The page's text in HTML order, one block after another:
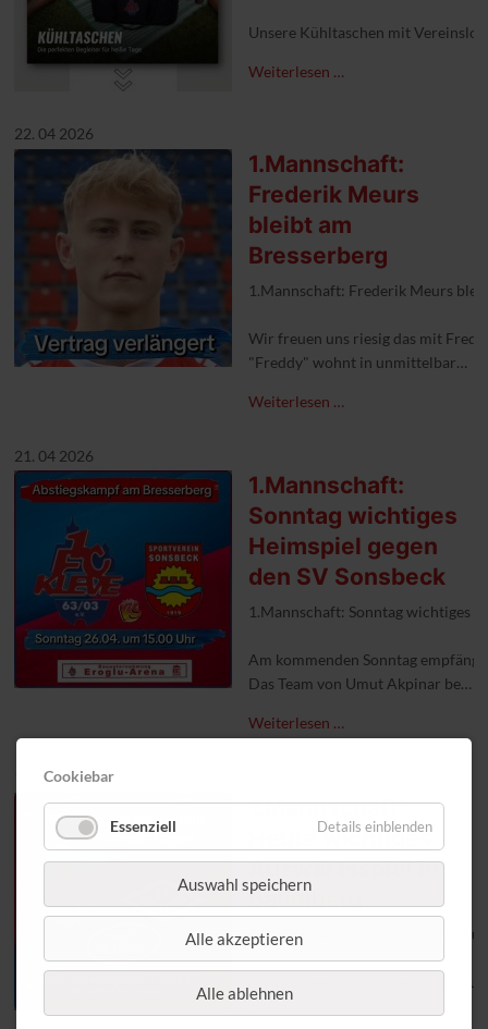
Unsere Kühltaschen mit
Weiterlesen …
22. 04 2026
1.Mannschaft:
Frederik Meurs
bleibt am
Bresserberg
1.Mannschaft: Frederik Meurs
Wir freuen uns riesig das mit
"Freddy" wohnt in unmittelbarer
#1fckleve #aufgehtskleve
Weiterlesen …
21. 04 2026
1.Mannschaft:
Sonntag wichtiges
Heimspiel gegen
den SV Sonsbeck
1.Mannschaft: Sonntag wichtiges
Am kommenden Sonntag
Das Team von Umut Akpinar
Weiterlesen …
19. 04 2026
1.Mannschaft:
Heute wichtiges
Auswärtsspiel in
Baumberg
1.Mannschaft: Heute wichtiges
Cookiebar
Essenziell Details einblenden
Auswahl speichern
Alle akzeptieren
Alle ablehnen